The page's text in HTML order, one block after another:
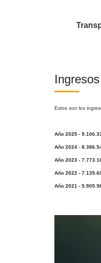
Estos son los
Año 2025 -
Año 2024 -
Año 2023 -
Año 2022 -
Año 2021 -